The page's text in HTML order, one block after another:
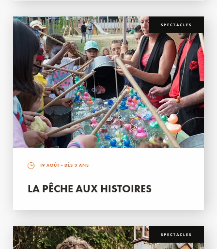
SPECTACLES
19 AOÛT - DÈS 3 ANS
LA PÊCHE AUX HISTOIRES
SPECTACLES